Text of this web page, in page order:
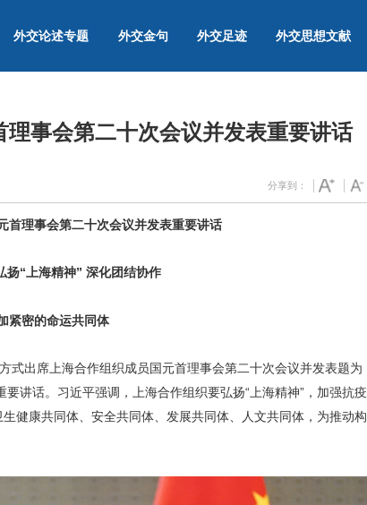
外交论述专题 外交金句 外交足迹 外交思想文献
事会第二十次会议并发表重要讲话
分享到：
首理事会第二十次会议并发表重要讲话
扬“上海精神” 深化团结协作
紧密的命运共同体
式出席上海合作组织成员国元首理事会第二十次会议并发表题为
讲话。习近平强调，上海合作组织要弘扬“上海精神”，加强抗疫
健康共同体、安全共同体、发展共同体、人文共同体，为推动构